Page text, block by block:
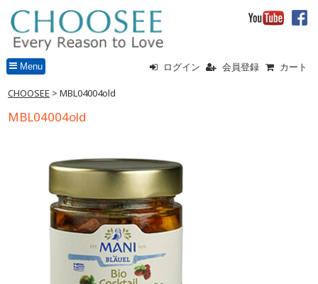
ログイン 会員登録 カート
Menu
CHOOSEE > MBL04004old
MBL04004old